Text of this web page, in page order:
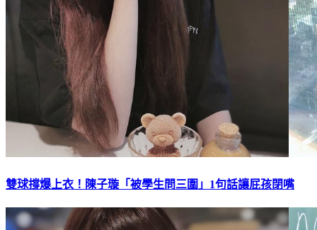
雙球撐爆上衣！陳子璇「被學生問三圍」1句話讓屁孩閉嘴